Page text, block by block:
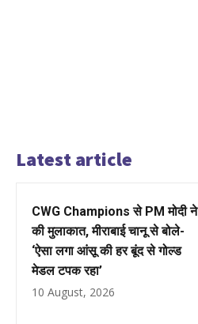
Latest article
CWG Champions से PM मोदी ने
की मुलाकात, मीराबाई चानू से बोले-
‘ऐसा लगा आंसू की हर बूंद से गोल्ड
मेडल टपक रहा’
10 August, 2026